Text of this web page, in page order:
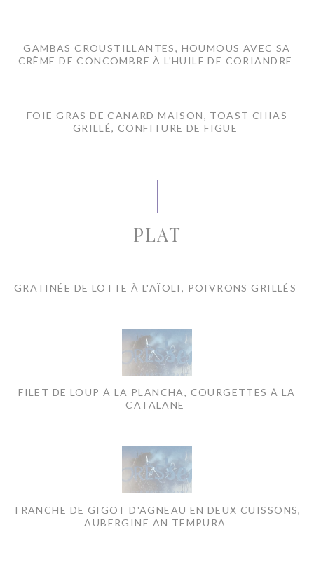
GAMBAS CROUSTILLANTES, HOUMOUS AVEC SA
CRÈME DE CONCOMBRE À L'HUILE DE CORIANDRE
FOIE GRAS DE CANARD MAISON, TOAST CHIAS
GRILLÉ, CONFITURE DE FIGUE
PLAT
GRATINÉE DE LOTTE À L'AÏOLI, POIVRONS GRILLÉS
FILET DE LOUP À LA PLANCHA, COURGETTES À LA
CATALANE
TRANCHE DE GIGOT D'AGNEAU EN DEUX CUISSONS,
AUBERGINE AN TEMPURA